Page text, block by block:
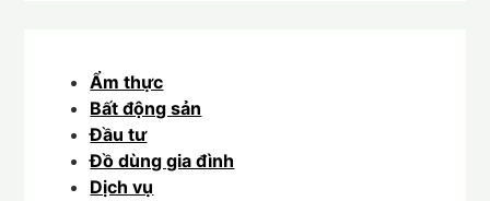
Ẩm thực
Bất động sản
Đầu tư
Đồ dùng gia đình
Dịch vụ